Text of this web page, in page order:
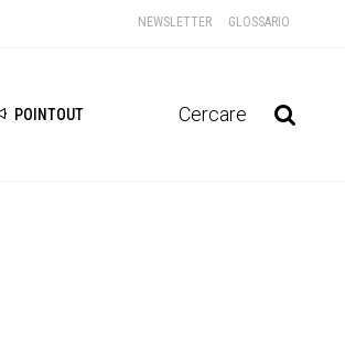
NEWSLETTER GLOSSARIO
Cercare
POINTOUT